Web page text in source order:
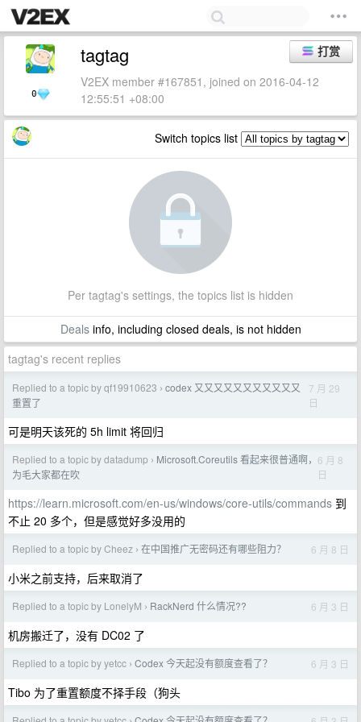
0
打赏
tagtag
V2EX member #167851, joined on 2016-04-12
12:55:51 +08:00
Switch topics list
Per tagtag's settings, the topics list is hidden
Dealsinfo, including closed deals, is not hidden
tagtag's recent replies
Replied to a topic by qf19910623 › codex 又又又又又又又又又又又
重置了
7 月 29
日
可是明天该死的 5h limit 将回归
Replied to a topic by datadump › Microsoft.Coreutils 看起来很普通啊，
为毛大家都在吹
6 月 8
日
https://learn.microsoft.com/en-us/windows/core-utils/commands 到
不止 20 多个，但是感觉好多没用的
Replied to a topic by Cheez › 在中国推广无密码还有哪些阻力？ 6 月 8 日
小米之前支持，后来取消了
Replied to a topic by LonelyM › RackNerd 什么情况?? 6 月 3 日
机房搬迁了，没有 DC02 了
Replied to a topic by yetcc › Codex 今天起没有额度查看了？ 6 月 3 日
Tibo 为了重置额度不择手段（狗头